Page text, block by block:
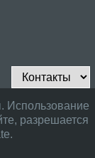
Использование
разрешается